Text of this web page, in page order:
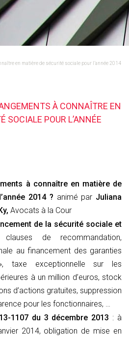
en matière de sécurité sociale pour l’année 2014
À CONNAÎTRE EN
SOCIALE POUR L’ANNÉE
à connaître en matière de
2014 ? animé par Juliana
Avocats à la Cour
de la sécurité sociale et
de recommandation,
au financement des garanties
taxe exceptionnelle sur les
à un million d’euros, stock
d’actions gratuites, suppression
pour les fonctionnaires, …
1107 du 3 décembre 2013 : à
2014, obligation de mise en